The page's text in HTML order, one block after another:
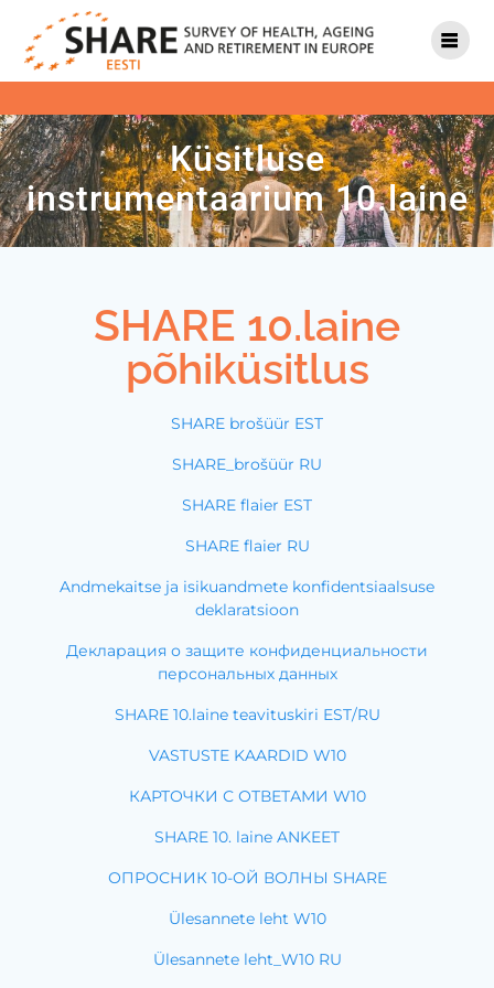
Küsitluse
instrumentaarium 10.laine
SHARE 10.laine
põhiküsitlus
SHARE brošüür EST
SHARE_brošüür RU
SHARE flaier EST
SHARE flaier RU
Andmekaitse ja isikuandmete konfidentsiaalsuse
deklaratsioon
Декларация о защите конфиденциальности
персональных данных
SHARE 10.laine teavituskiri EST/RU
VASTUSTE KAARDID W10
КАРТОЧКИ С ОТВЕТАМИ W10
SHARE 10. laine ANKEET
ОПРОСНИК 10-ОЙ ВОЛНЫ SHARE
Ülesannete leht W10
Ülesannete leht_W10 RU